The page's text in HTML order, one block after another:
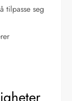
tilpasse seg